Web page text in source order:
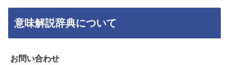
意味解説辞典について
お問い合わせ